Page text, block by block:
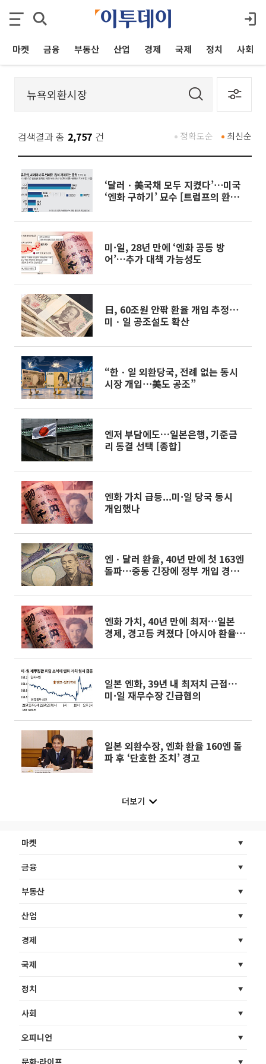
마켓 금융 부동산 산업 경제 국제 정치 사회
검색결과 총 2,757 건 최신순
정확도순
‘달러ㆍ美국채 모두 지켰다’⋯미국
‘엔화 구하기’ 묘수 [트럼프의 환율
미·일, 28년 만에 ‘엔화 공동 방
어’…추가 대책 가능성도
日, 60조원 안팎 환율 개입 추정⋯
미ㆍ일 공조설도 확산
“한ㆍ일 외환당국, 전례 없는 동시
시장 개입⋯美도 공조”
엔저 부담에도…일본은행, 기준금
리 동결 선택 [종합]
엔화 가치 급등...미·일 당국 동시
개입했나
엔ㆍ달러 환율, 40년 만에 첫 163엔
돌파…중동 긴장에 정부 개입 경고
엔화 가치, 40년 만에 최저…일본
경제, 경고등 켜졌다 [아시아 환율
일본 엔화, 39년 내 최저치 근접…
미·일 재무수장 긴급협의
일본 외환수장, 엔화 환율 160엔 돌
파 후 ‘단호한 조치’ 경고
더보기
마켓
금융
부동산
산업
경제
국제
정치
사회
오피니언
문화·라이프